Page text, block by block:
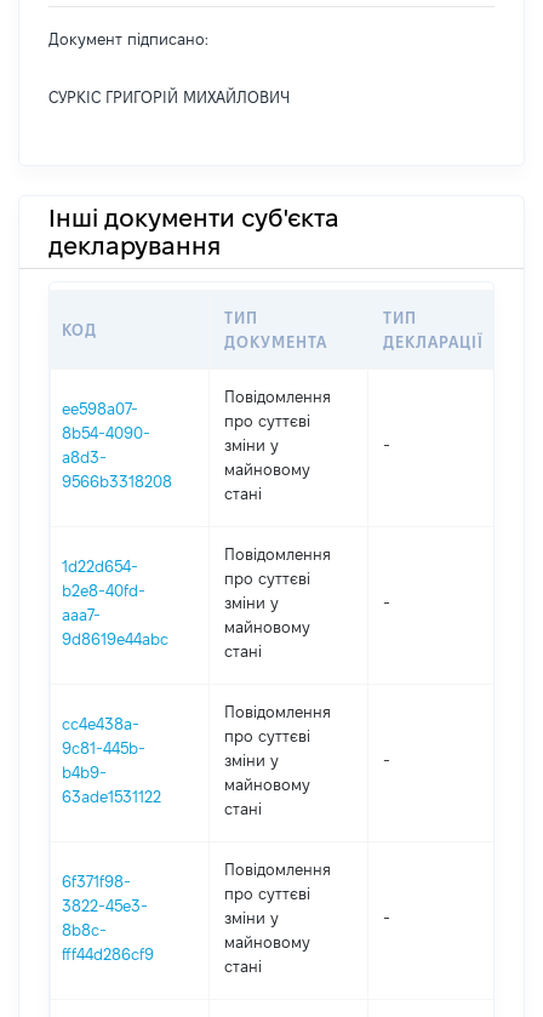
Документ підписано:
СУРКІС ГРИГОРІЙ МИХАЙЛОВИЧ
Інші документи суб'єкта
декларування
КОД
ТИП
ДОКУМЕНТА
ТИП
ДЕКЛАРАЦІЇ
ee598a07-
8b54-4090-
a8d3-
9566b3318208
Повідомлення
про суттєві
зміни y
майновому
стані
-
1d22d654-
b2e8-40fd-
aaa7-
9d8619e44abc
Повідомлення
про суттєві
зміни y
майновому
стані
-
cc4e438a-
9c81-445b-
b4b9-
63ade1531122
Повідомлення
про суттєві
зміни y
майновому
стані
-
6f371f98-
3822-45e3-
8b8c-
fff44d286cf9
Повідомлення
про суттєві
зміни y
майновому
стані
-